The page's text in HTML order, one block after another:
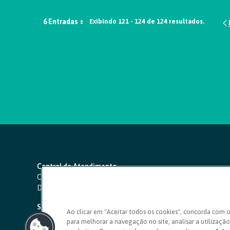
6 Entradas Exibindo 121 - 124 de 124 resultados.
Central de Atendimento
Capitais e regiões metropolitanas:
Demais localidades:
SAC 24 horas
Ouvidoria
Ao clicar em "Aceitar todos os cookies", concorda com
para melhorar a navegação no site, analisar a